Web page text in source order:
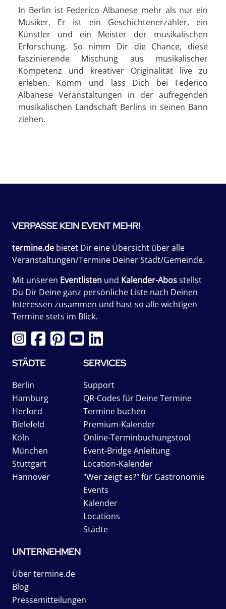
In Berlin ist Federico Albanese mehr als nur ein
Musiker. Er ist ein Geschichtenerzähler, ein
Künstler und ein Meister der musikalischen
Erforschung. So nimm Dir die Chance, diese
faszinierende Mischung aus musikalischer
Kompetenz und kreativer Originalität live zu
erleben. Komm und lass Dich bei Federico
Albanese Veranstaltungen in der aufregenden
musikalischen Landschaft Berlins in seinen Bann
ziehen.
VERPASSE KEIN EVENT MEHR!
termine.de bietet Dir eine Übersicht über alle
Veranstaltungen/Termine Deiner Stadt/Gemeinde.
Mit unseren Eventlisten und Kalender-Abosstellst
Du Dir Deine ganz persönliche Liste nach Deinen
Interessen zusammen und hast so alle wichtigen
Termine stets im Blick.
STÄDTE
Berlin
Hamburg
Herford
Bielefeld
Köln
München
Stuttgart
Hannover
SERVICES
Support
QR-Codes für Deine Termine
Termine buchen
Premium-Kalender
Online-Terminbuchungstool
Event-Bridge Anleitung
Location-Kalender
"Wer zeigt es?" für Gastronomie
Events
Kalender
Locations
Städte
UNTERNEHMEN
Über termine.de
Blog
Pressemitteilungen